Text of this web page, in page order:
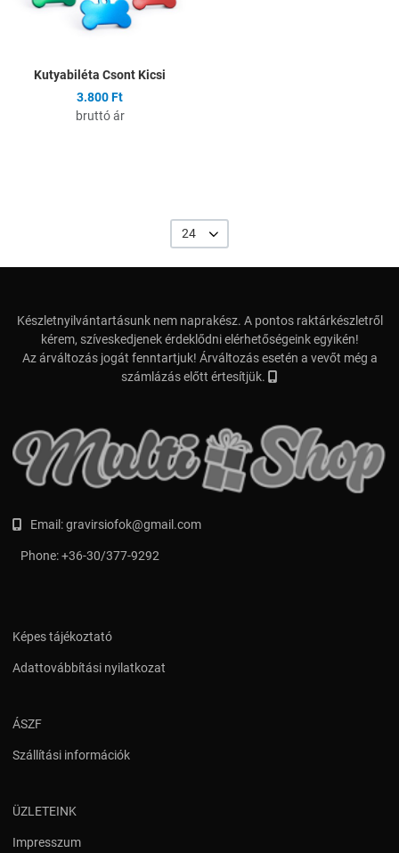
Kutyabiléta Csont Kicsi
3.800 Ft
bruttó ár
24
Készletnyilvántartásunk nem naprakész. A pontos raktárkészletről
kérem, szíveskedjenek érdeklődni elérhetőségeink egyikén!
Az árváltozás jogát fenntartjuk! Árváltozás esetén a vevőt még a
számlázás előtt értesítjük.
Email:gravirsiofok@gmail.com
Phone:+36-30/377-9292
Képes tájékoztató
Adattovábbítási nyilatkozat
ÁSZF
Szállítási információk
ÜZLETEINK
Impresszum